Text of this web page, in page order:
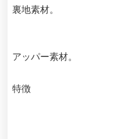
裏地素材。
アッパー素材。
特徴